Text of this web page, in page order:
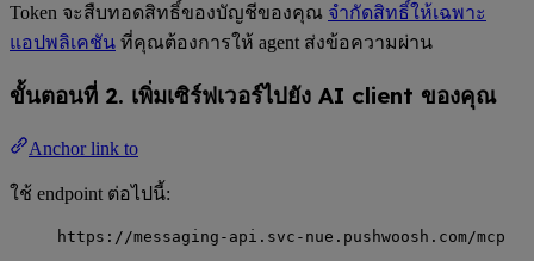
Token จะสืบทอดสิทธิ์ของบัญชีของคุณ จำกัดสิทธิ์ให้เฉพาะ
แอปพลิเคชัน ที่คุณต้องการให้ agent ส่งข้อความผ่าน
ขั้นตอนที่ 2. เพิ่มเซิร์ฟเวอร์ไปยัง AI client ของคุณ
Anchor link to
ใช้ endpoint ต่อไปนี้:
https://messaging-api.svc-nue.pushwoosh.com/mcp